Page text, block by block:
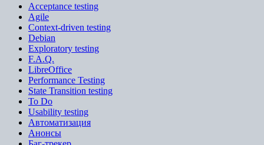
Acceptance testing
Agile
Context-driven testing
Debian
Exploratory testing
F.A.Q.
LibreOffice
Performance Testing
State Transition testing
To Do
Usability testing
Автоматизация
Анонсы